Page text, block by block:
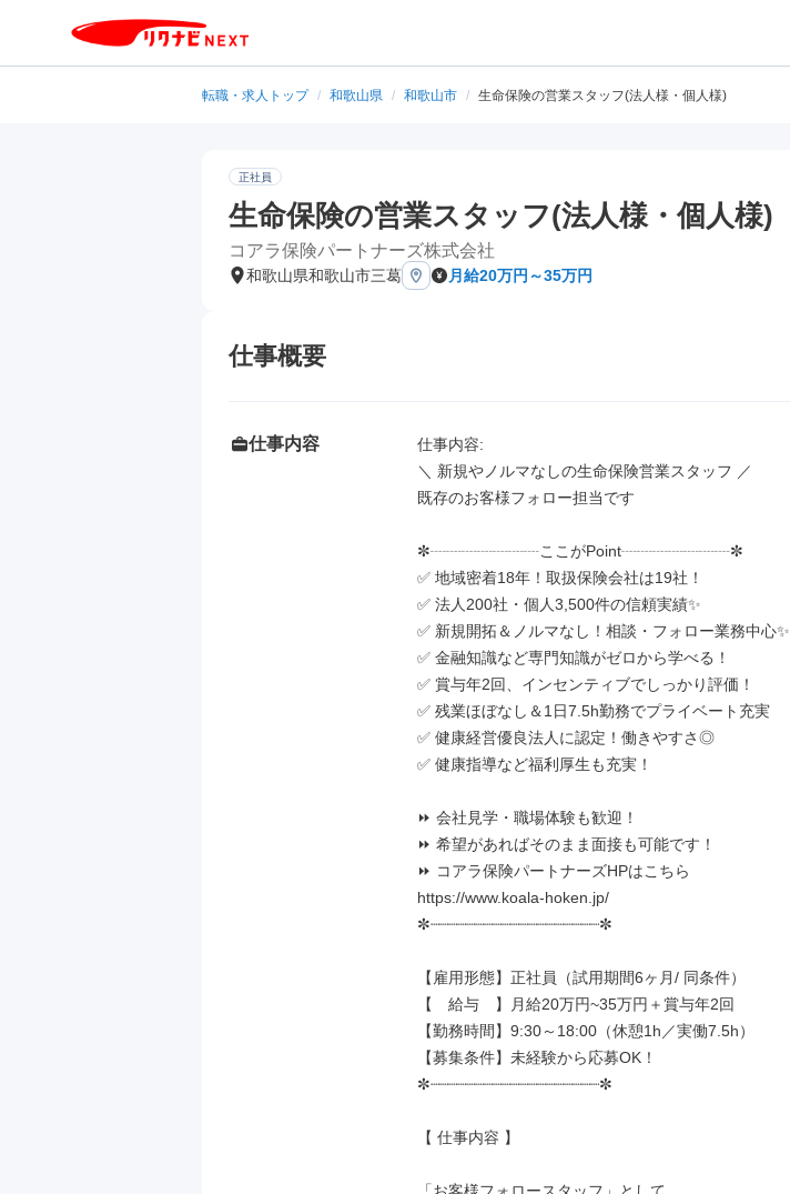
転職・求人トップ / 和歌山県 / 和歌山市 / 生命保険の営業スタッフ(法人様・個人様)
正社員
生命保険の営業スタッフ(法人様・個人様)
コアラ保険パートナーズ株式会社
和歌山県和歌山市三葛 月給20万円～35万円
仕事概要
仕事内容
仕事内容:
＼ 新規やノルマなしの生命保険営業スタッフ ／
既存のお客様フォロー担当です
✼┈┈┈┈┈┈┈ここがPoint┈┈┈┈┈┈┈✼
✅ 地域密着18年！取扱保険会社は19社！
✅ 法人200社・個人3,500件の信頼実績✨
✅ 新規開拓＆ノルマなし！相談・フォロー業務中心✨
✅ 金融知識など専門知識がゼロから学べる！
✅ 賞与年2回、インセンティブでしっかり評価！
✅ 残業ほぼなし＆1日7.5h勤務でプライベート充実
✅ 健康経営優良法人に認定！働きやすさ◎
✅ 健康指導など福利厚生も充実！
⏩ 会社見学・職場体験も歓迎！
⏩ 希望があればそのまま面接も可能です！
⏩ コアラ保険パートナーズHPはこちら
https://www.koala-hoken.jp/
✼┈┈┈┈┈┈┈┈┈┈┈┈┈┈┈┈┈┈┈✼
【雇用形態】正社員（試用期間6ヶ月/ 同条件）
【　給与　】月給20万円~35万円＋賞与年2回
【勤務時間】9:30～18:00（休憩1h／実働7.5h）
【募集条件】未経験から応募OK！
✼┈┈┈┈┈┈┈┈┈┈┈┈┈┈┈┈┈┈┈✼
【 仕事内容 】